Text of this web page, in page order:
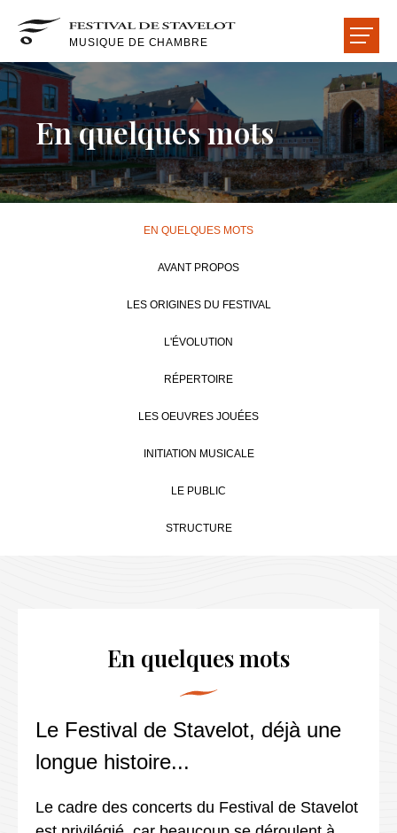
MUSIQUE DE CHAMBRE
ACTUALITÉS LIRE-ÉCOUTER-VOIR
FR
LE FESTIVAL
LES CONCERTS
LES ARTISTES
LES AMIS
En quelques mots
EN QUELQUES MOTS
AVANT PROPOS
LES ORIGINES DU FESTIVAL
L'ÉVOLUTION
RÉPERTOIRE
LES OEUVRES JOUÉES
INITIATION MUSICALE
LE PUBLIC
STRUCTURE
En quelques mots
Le Festival de Stavelot, déjà une
longue histoire...
Le cadre des concerts du Festival de Stavelot